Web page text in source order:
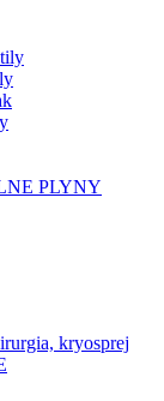
PLYNY
kryosprej